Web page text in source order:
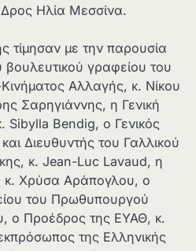
Ηλία Μεσσίνα.
τίμησαν με την παρουσία
γραφείου του
Αλλαγής, κ. Νίκου
Σαρηγιάννης, η Γενική
Sibylla Bendig, ο Γενικός
Διευθυντής του Γαλλικού
κ. Jean-Luc Lavaud, η
κ. Χρύσα Αράπογλου, ο
του Πρωθυπουργού
o Προέδρος της ΕΥΑΘ, κ.
της Ελληνικής